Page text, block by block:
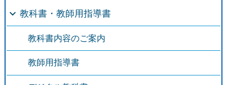
教科書・教師用指導書
教科書内容のご案内
教師用指導書